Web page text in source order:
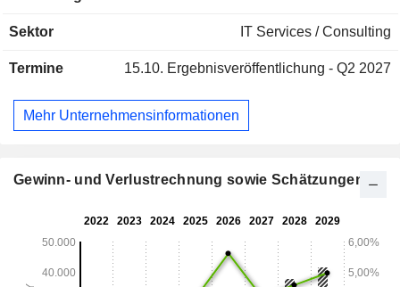
Entwicklung, dem Vertrieb und der Wartung eigener Cloud-
entwickelt und bietet das Unternehmen Cloud-Dienste wie
und mitoco an.
Sektor IT Services / Consulting
Termine 15.10. Ergebnisveröffentlichung - Q2 2027
Mehr Unternehmensinformationen
Gewinn- und Verlustrechnung sowie Schätzungen